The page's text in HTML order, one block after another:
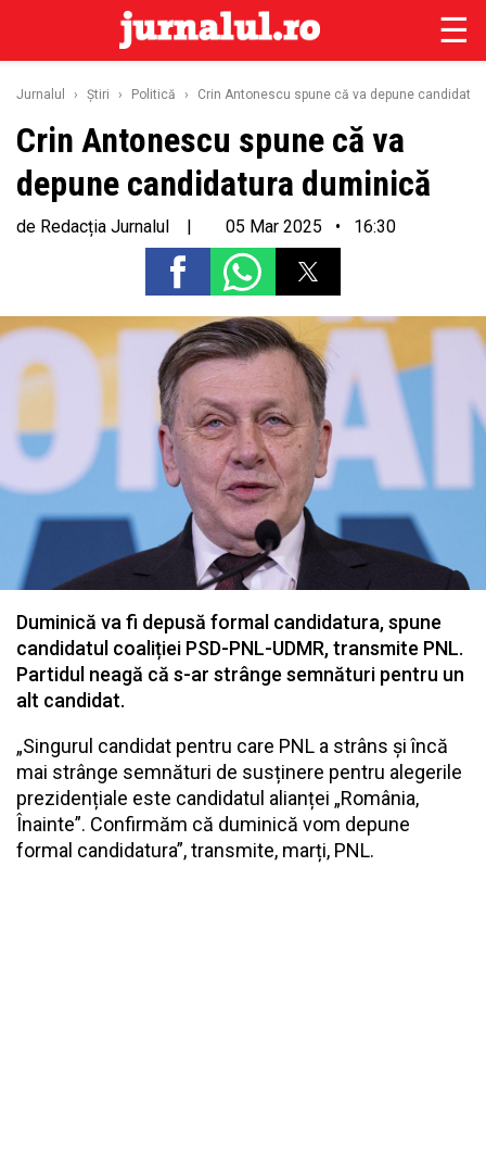
☰
Jurnalul › Ştiri › Politică › Crin Antonescu spune că va depune
Crin Antonescu spune că va
depune candidatura duminică
de Redacția Jurnalul | 05 Mar 2025 • 16:30
Duminică va fi depusă formal candidatura, spune
candidatul coaliției PSD-PNL-UDMR, transmite PNL.
Partidul neagă că s-ar strânge semnături pentru un
alt candidat.
„Singurul candidat pentru care PNL a strâns și încă
mai strânge semnături de susținere pentru alegerile
prezidențiale este candidatul alianței „România,
Înainte”. Confirmăm că duminică vom depune
formal candidatura”, transmite, marți, PNL.